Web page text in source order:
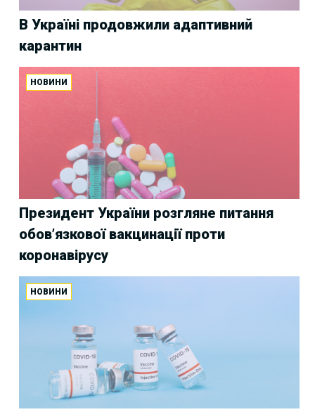
В Україні продовжили адаптивний
карантин
НОВИНИ
Президент України розгляне питання
обов’язкової вакцинації проти
коронавірусу
НОВИНИ